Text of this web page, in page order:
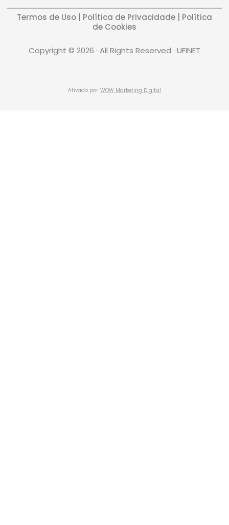
Termos de Uso Política de Privacidade
Política
de Cookies
Copyright © 2026 · All Rights Reserved · UFINET
Ativado por WOW Marketing Digital